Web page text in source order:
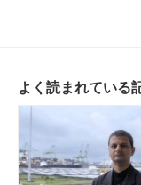
よく読まれている